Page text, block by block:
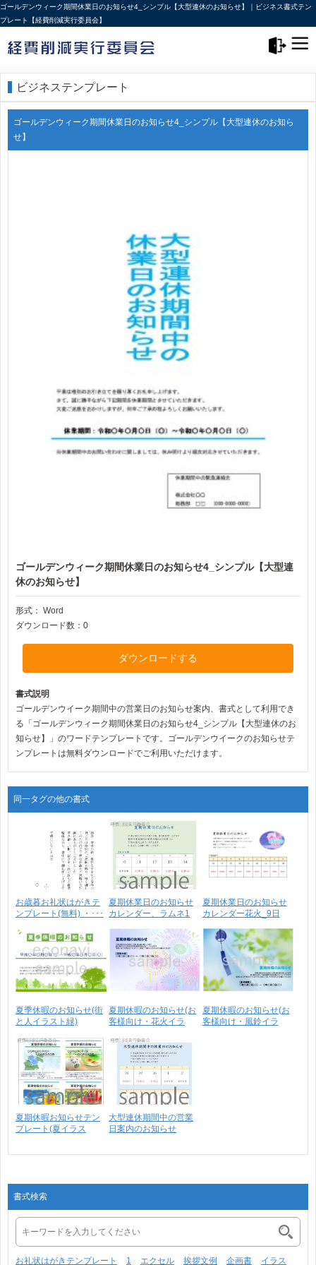
ゴールデンウィーク期間休業日のお知らせ4_シンプル【大型連休のお知らせ】｜ビジネス書式テン
プレート【経費削減実行委員会】
ビジネステンプレート
ゴールデンウィーク期間休業日のお知らせ4_シンプル【大型連休のお知ら
せ】
ゴールデンウィーク期間休業日のお知らせ4_シンプル【大型連
休のお知らせ】
形式： Word
ダウンロード数：0
ダウンロードする
書式説明
ゴールデンウイーク期間中の営業日のお知らせ案内、書式として利用でき
る「ゴールデンウィーク期間休業日のお知らせ4_シンプル【大型連休のお
知らせ】」のワードテンプレートです。ゴールデンウイークのお知らせテ
ンプレートは無料ダウンロードでご利用いただけます。
同一タグの他の書式
お歳暮お礼状はがきテ
ンプレート(無料) ・･･･
夏期休業日のお知らせ
カレンダー、ラムネ1
夏期休業日のお知らせ
カレンダー花火_9日
夏季休暇のお知らせ(街
と人イラスト緑)
夏期休暇のお知らせ(お
客様向け・花火イラ
夏期休暇のお知らせ(お
客様向け・風鈴イラ
夏期休暇お知らせテン
プレート(夏イラス
大型連休期間中の営業
日案内のお知らせ
書式検索
お礼状はがきテンプレート 1 エクセル 挨拶文例 企画書 イラス